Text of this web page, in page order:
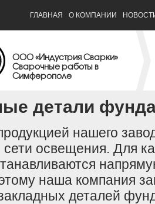
ГЛАВНАЯ О КОМПАНИИ
ООО «Индустрия Сварки»
Сварочные работы в
Симферополе
детали
нашего
сети освещения. Для
наша компания
деталей